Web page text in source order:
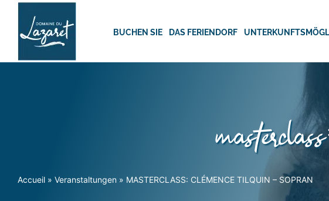
Skip
content
BUCHEN SIE DAS FERIENDORF
Accueil» Veranstaltungen» MASTERCLASS: CLÉMENCE TILQUIN – SOPRAN